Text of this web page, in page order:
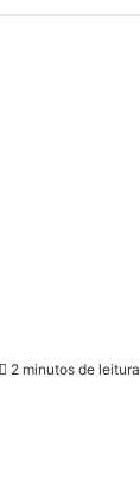
2 minutos de leitura